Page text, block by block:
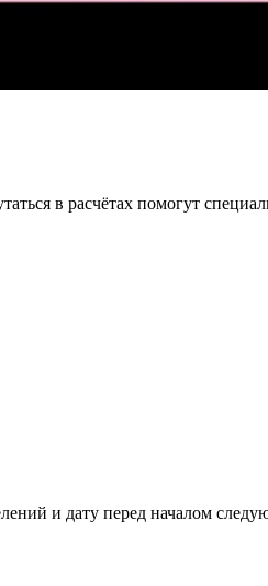
в расчётах помогут
и дату перед началом